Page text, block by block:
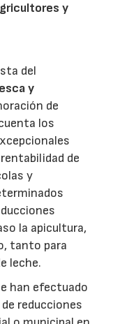
y
del
y
de
los
de
y
la apicultura,
tanto para
leche.
han efectuado
reducciones